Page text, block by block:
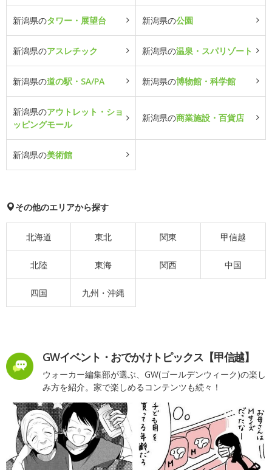
新潟県のタワー・展望台 新潟県の公園
新潟県のアスレチック 新潟県の温泉・スパリゾート
新潟県の道の駅・SA/PA 新潟県の博物館・科学館
新潟県のアウトレット・ショ
ッピングモール
新潟県の商業施設・百貨店
新潟県の美術館
その他のエリアから探す
北海道 東北 関東 甲信越
北陸 東海 関西 中国
四国 九州・沖縄
GWイベント・おでかけトピックス【甲信越】
ウォーカー編集部が選ぶ、GW(ゴールデンウィーク)の楽し
み方を紹介。家で楽しめるコンテンツも続々！